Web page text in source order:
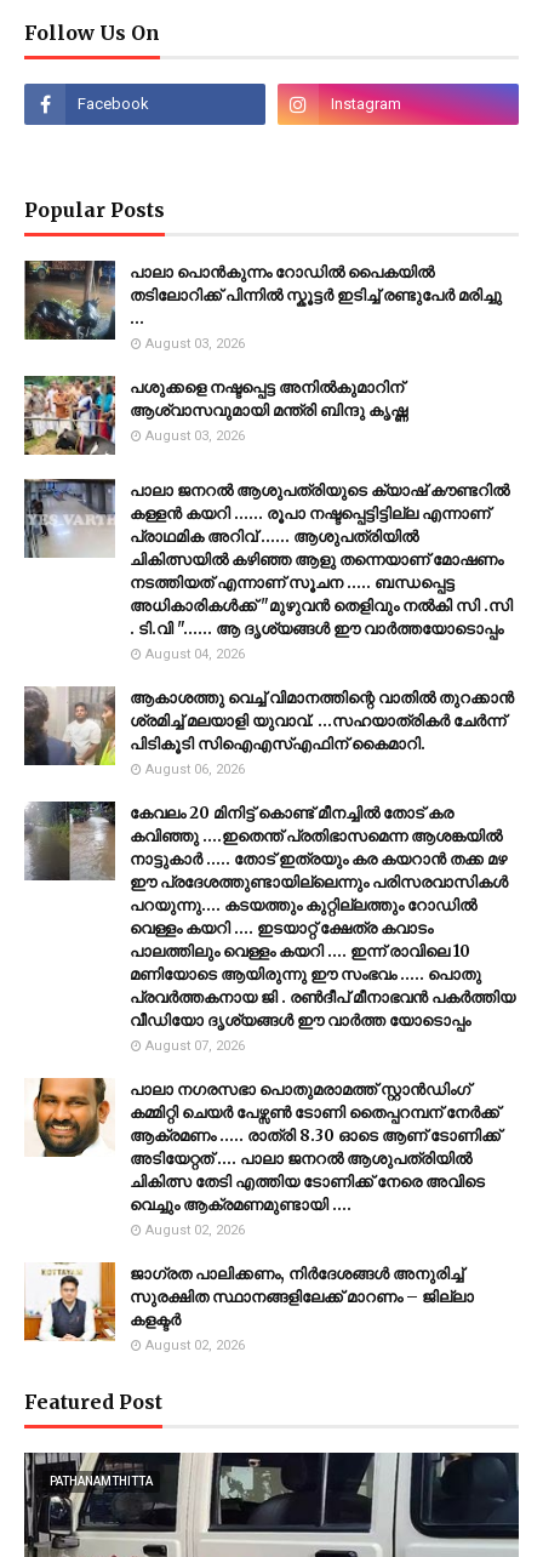
Follow Us On
Popular Posts
പാലാ പൊൻകുന്നം റോഡിൽ പൈകയിൽ
തടിലോറിക്ക് പിന്നിൽ സ്കൂട്ടർ ഇടിച്ച് രണ്ടുപേർ മരിച്ചു
...
August 03, 2026
പശുക്കളെ നഷ്ടപ്പെട്ട അനിൽകുമാറിന്
ആശ്വാസവുമായി മന്ത്രി ബിന്ദു കൃഷ്ണ
August 03, 2026
പാലാ ജനറൽ ആശുപത്രിയുടെ ക്യാഷ് കൗണ്ടറിൽ
കള്ളൻ കയറി ...... രൂപാ നഷ്ടപ്പെട്ടിട്ടില്ല എന്നാണ്
പ്രാഥമിക അറിവ് ...... ആശുപത്രിയിൽ
ചികിത്സയിൽ കഴിഞ്ഞ ആളു തന്നെയാണ് മോഷണം
നടത്തിയത് എന്നാണ് സൂചന ..... ബന്ധപ്പെട്ട
അധികാരികൾക്ക് "മുഴുവൻ തെളിവും നൽകി സി .സി
. ടി.വി "...... ആ ദൃശ്യങ്ങൾ ഈ വാർത്തയോടൊപ്പം
August 04, 2026
ആകാശത്തു വെച്ച് വിമാനത്തിന്റെ വാതില്‍ തുറക്കാന്‍
ശ്രമിച്ച് മലയാളി യുവാവ്. ...സഹയാത്രികര്‍ ചേര്‍ന്ന്
പിടികൂടി സിഐഎസ്എഫിന് കൈമാറി.
August 06, 2026
കേവലം 20 മിനിട്ട് കൊണ്ട് മീനച്ചിൽ തോട് കര
കവിഞ്ഞു ....ഇതെന്ത് പ്രതിഭാസമെന്ന ആശങ്കയിൽ
നാട്ടുകാർ ..... തോട് ഇത്രയും കര കയറാൻ തക്ക മഴ
ഈ പ്രദേശത്തുണ്ടായില്ലെന്നും പരിസരവാസികൾ
പറയുന്നു.... കടയത്തും കുറ്റില്ലത്തും റോഡിൽ
വെള്ളം കയറി .... ഇടയാറ്റ് ക്ഷേത്ര കവാടം
പാലത്തിലും വെള്ളം കയറി .... ഇന്ന് രാവിലെ 10
മണിയോടെ ആയിരുന്നു ഈ സംഭവം ..... പൊതു
പ്രവർത്തകനായ ജി . രൺദീപ് മീനാഭവൻ പകർത്തിയ
വീഡിയോ ദൃശ്യങ്ങൾ ഈ വാർത്ത യോടൊപ്പം
August 07, 2026
പാലാ നഗരസഭാ പൊതുമരാമത്ത് സ്റ്റാൻഡിംഗ്
കമ്മിറ്റി ചെയർ പേഴ്സൺ ടോണി തൈപ്പറമ്പന് നേർക്ക്
ആക്രമണം ..... രാത്രി 8.30 ഓടെ ആണ് ടോണിക്ക്
അടിയേറ്റത് .... പാലാ ജനറൽ ആശുപത്രിയിൽ
ചികിത്സ തേടി എത്തിയ ടോണിക്ക് നേരെ അവിടെ
വെച്ചും ആക്രമണമുണ്ടായി ....
August 02, 2026
ജാഗ്രത പാലിക്കണം, നിര്‍ദേശങ്ങള്‍ അനുരിച്ച്
സുരക്ഷിത സ്ഥാനങ്ങളിലേക്ക് മാറണം – ജില്ലാ
കളക്ടർ
August 02, 2026
Featured Post
PATHANAMTHITTA